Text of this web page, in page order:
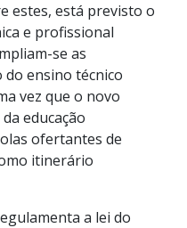
estes, está previsto o
e profissional
se as
do ensino técnico
vez que o novo
educação
ofertantes de
itinerário
a lei do